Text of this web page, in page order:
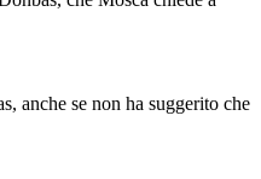
anche se non ha suggerito che